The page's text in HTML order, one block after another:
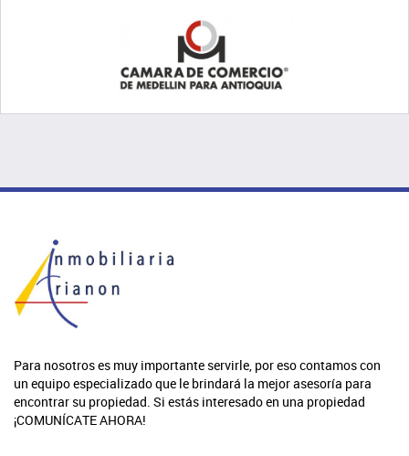
Para nosotros es muy importante servirle, por eso contamos con
un equipo especializado que le brindará la mejor asesoría para
encontrar su propiedad. Si estás interesado en una propiedad
¡COMUNÍCATE AHORA!